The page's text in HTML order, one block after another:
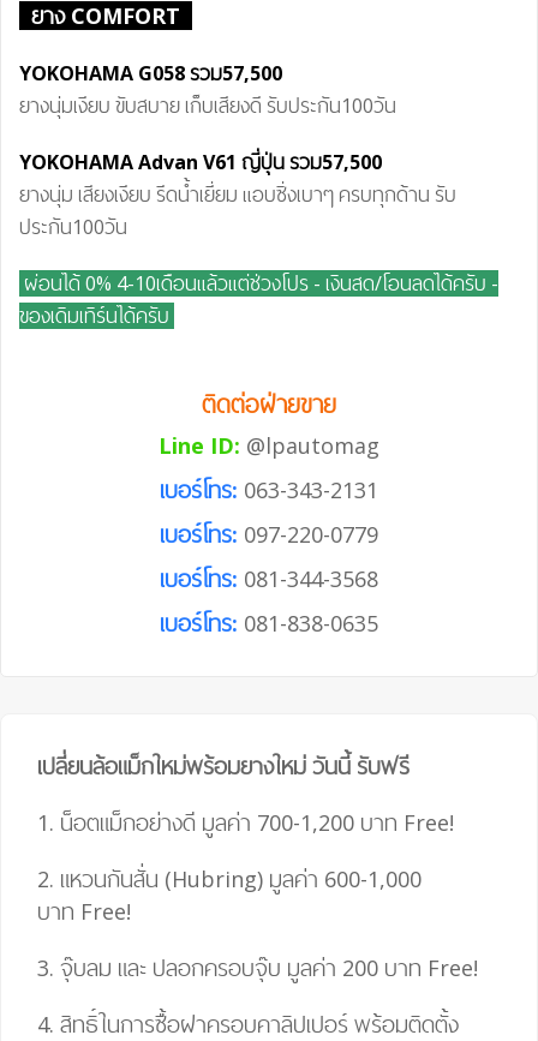
ยาง COMFORT
YOKOHAMA G058รวม57,500
ยางนุ่มเงียบ ขับสบาย เก็บเสียงดี รับประกัน100วัน
YOKOHAMAAdvan V61 ญี่ปุ่นรวม57,500
ยางนุ่ม เสียงเงียบ รีดน้ำเยี่ยม แอบซิ่งเบาๆ ครบทุกด้าน รับ
ประกัน100วัน
ผ่อนได้ 0% 4-10เดือนแล้วแต่ช่วงโปร - เงินสด/โอนลดได้ครับ -
ของเดิมเทิร์นได้ครับ
ติดต่อฝ่ายขาย
Line ID: @lpautomag
เบอร์โทร: 063-343-2131
เบอร์โทร: 097-220-0779
เบอร์โทร: 081-344-3568
เบอร์โทร: 081-838-0635
เปลี่ยนล้อแม็กใหม่พร้อมยางใหม่ วันนี้ รับฟรี
1. น็อตแม็กอย่างดี มูลค่า 700-1,200 บาท Free!
2. แหวนกันสั่น (Hubring) มูลค่า 600-1,000
บาท Free!
3. จุ๊บลม และ ปลอกครอบจุ๊บ มูลค่า 200 บาท Free!
4. สิทธิ์ในการซื้อฝาครอบคาลิปเปอร์ พร้อมติดตั้ง